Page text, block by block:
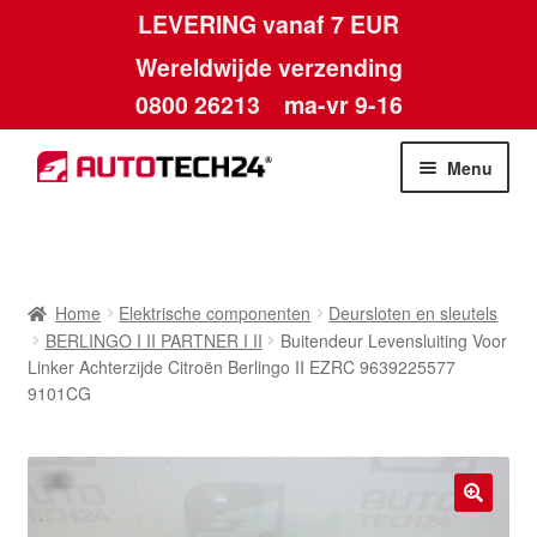
LEVERING vanaf 7 EUR
Wereldwijde verzending
0800 26213 ma-vr 9-16
Skip
to
Skip
to
Menu
Algemene voorwaarden
Contact
Home Elektrische componenten
Deursloten en sleutels
BERLINGO I II PARTNER I II
Buitendeur Levensluiting Voor
Linker Achterzijde Citroën Berlingo II EZRC 9639225577
9101CG